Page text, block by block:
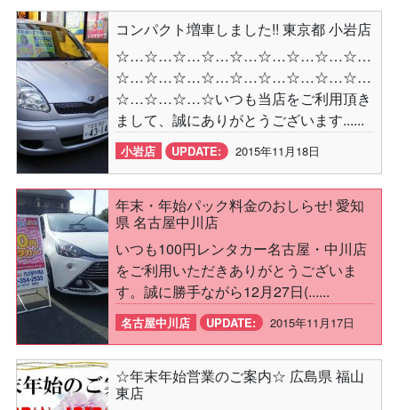
コンパクト増車しました!! 東京都 小岩店
☆…☆…☆…☆…☆…☆…☆…☆…☆…
☆…☆…☆…☆…☆…☆…☆…☆…☆…
☆…☆…☆…☆いつも当店をご利用頂き
まして、誠にありがとうございます......
小岩店 UPDATE: 2015年11月18日
年末・年始パック料金のおしらせ! 愛知
県 名古屋中川店
いつも100円レンタカー名古屋・中川店
をご利用いただきありがとうございま
す。誠に勝手ながら12月27日(......
名古屋中川店 UPDATE: 2015年11月17日
☆年末年始営業のご案内☆ 広島県 福山
東店